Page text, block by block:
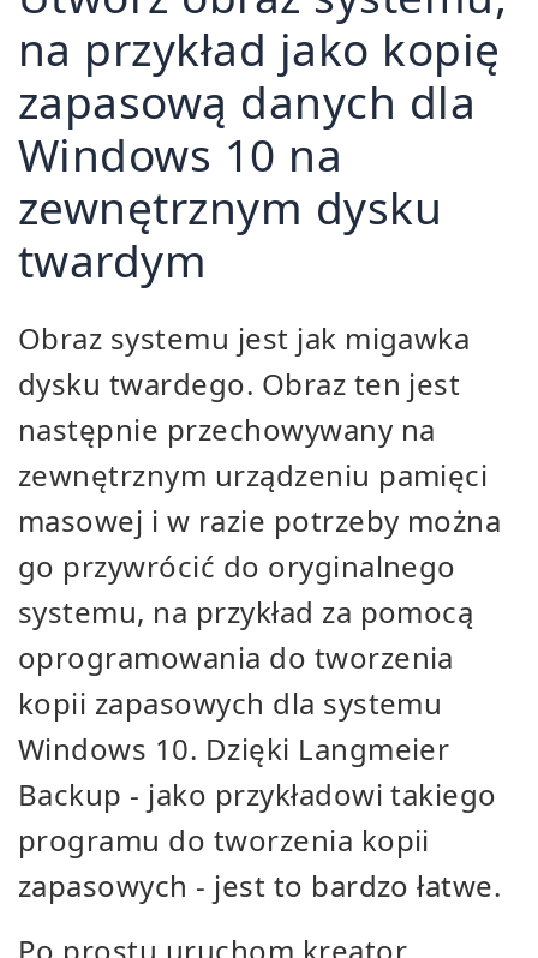
na przykład jako kopię
zapasową danych dla
Windows 10 na
zewnętrznym dysku
twardym
Obraz systemu jest jak migawka
dysku twardego. Obraz ten jest
następnie przechowywany na
zewnętrznym urządzeniu pamięci
masowej i w razie potrzeby można
go przywrócić do oryginalnego
systemu, na przykład za pomocą
oprogramowania do tworzenia
kopii zapasowych dla systemu
Windows 10. Dzięki Langmeier
Backup - jako przykładowi takiego
programu do tworzenia kopii
zapasowych - jest to bardzo łatwe.